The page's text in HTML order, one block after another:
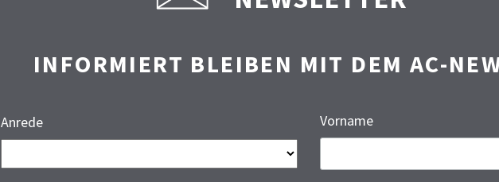
INFORMIERT BLEIBEN MIT DEM AC-
Anrede Vorname